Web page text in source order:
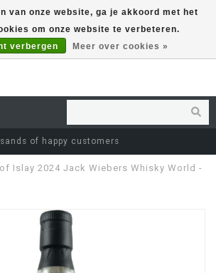
bottler specialist
Islay 2024 Jack Wiebers Whisky World -
van onze website, ga je akkoord met het
om onze website te verbeteren.
verbergen
Meer over cookies »